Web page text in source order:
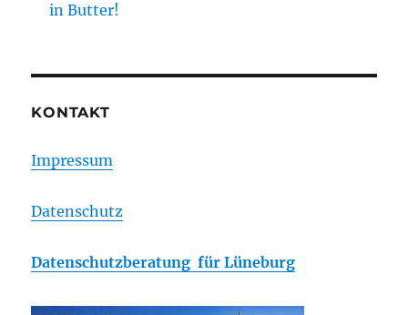
in Butter!
KONTAKT
Impressum
Datenschutz
Datenschutzberatung für Lüneburg